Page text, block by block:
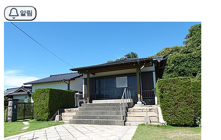
알림